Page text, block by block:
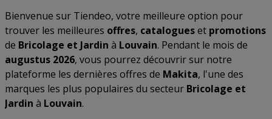
Bienvenue sur Tiendeo, votre meilleure option pour
trouver les meilleures offres, catalogueset promotions
de Bricolage et Jardin à Louvain. Pendant le mois de
augustus 2026, vous pourrez découvrir sur notre
plateforme les dernières offres de Makita, l'une des
marques les plus populaires du secteur Bricolage et
Jardin à Louvain.